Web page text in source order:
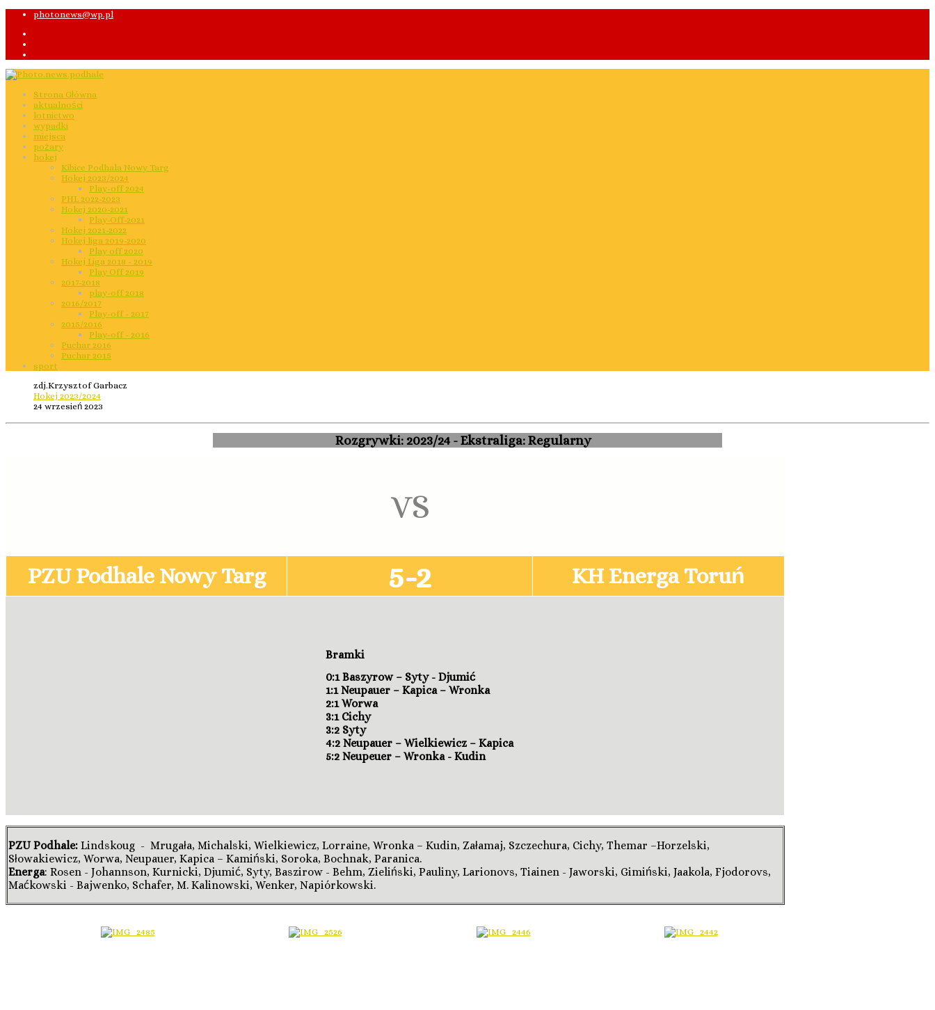
photonews@wp.pl
Strona Główna
aktualności
lotnictwo
wypadki
miejsca
pożary
hokej
Kibice Podhala Nowy Targ
Hokej 2023/2024
Play-off 2024
PHL 2022-2023
Hokej 2020-2021
Play-Off-2021
Hokej 2021-2022
Hokej liga 2019-2020
Play off 2020
Hokej Liga 2018 - 2019
Play Off 2019
2017-2018
play-off 2018
2016/2017
Play-off - 2017
2015/2016
Play-off - 2016
Puchar 2016
Puchar 2015
sport
zdj.Krzysztof Garbacz
Hokej 2023/2024
24 wrzesień 2023
Rozgrywki: 2023/24 - Ekstraliga: Regularny
VS
PZU Podhale Nowy Targ 5-2 KH Energa Toruń
Bramki
0:1 Baszyrow – Syty - Djumić
1:1 Neupauer – Kapica – Wronka
2:1 Worwa
3:1 Cichy
3:2 Syty
4:2 Neupauer – Wielkiewicz – Kapica
5:2 Neupeuer – Wronka - Kudin
PZU Podhale: Lindskoug - Mrugała, Michalski, Wielkiewicz, Lorraine, Wronka – Kudin, Załamaj, Szczechura, Cichy, Themar –Horzelski,
Słowakiewicz, Worwa, Neupauer, Kapica – Kamiński, Soroka, Bochnak, Paranica.
Energa: Rosen - Johannson, Kurnicki, Djumić, Syty, Baszirow - Behm, Zieliński, Pauliny, Larionovs, Tiainen - Jaworski, Gimiński, Jaakola, Fjodorovs,
Maćkowski - Bajwenko, Schafer, M. Kalinowski, Wenker, Napiórkowski.